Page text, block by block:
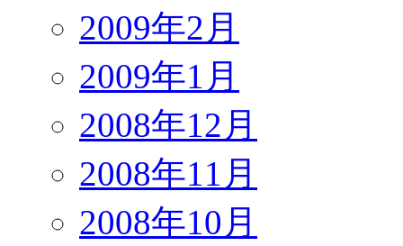
2009年2月
2009年1月
2008年12月
2008年11月
2008年10月